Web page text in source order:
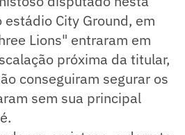
City Ground, em
Lions" entraram em
próxima da titular,
conseguiram segurar os
sem sua principal